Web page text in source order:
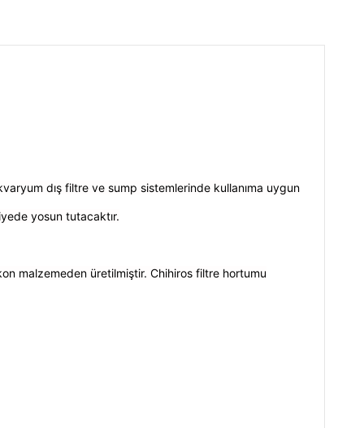
dış filtre ve sump sistemlerinde kullanıma uygun
yosun tutacaktır.
malzemeden üretilmiştir. Chihiros filtre hortumu